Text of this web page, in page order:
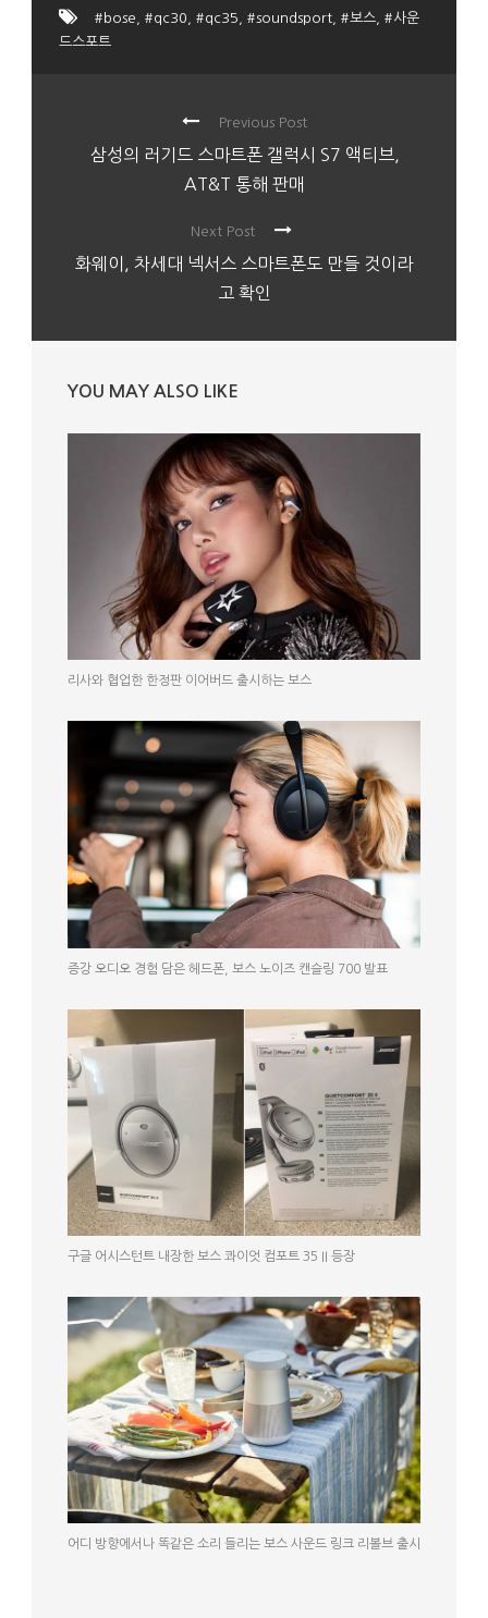
#bose #qc30 #qc35 #soundsport #보스
#사운
드스포트
Previous Post
삼성의 러기드 스마트폰 갤럭시 S7 액티브,
AT&T 통해 판매
Next Post
화웨이, 차세대 넥서스 스마트폰도 만들 것이라
고 확인
YOU MAY ALSO LIKE
리사와 협업한 한정판 이어버드 출시하는 보스
증강 오디오 경험 담은 헤드폰, 보스 노이즈 캔슬링 700 발표
구글 어시스턴트 내장한 보스 콰이엇 컴포트 35 II 등장
어디 방향에서나 똑같은 소리 들리는 보스 사운드 링크 리볼브 출시